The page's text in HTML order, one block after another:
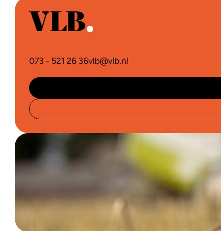
073 - 521 26 36vlb@vlb.nl